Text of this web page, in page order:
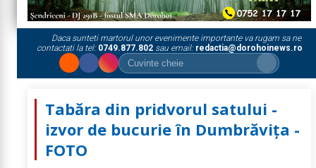
Daca sunteti martorul unor evenimente importante va rugam sa ne
contactati la tel: 0749.877.802sau email: redactia@dorohoinews.ro
Tabăra din pridvorul satului -
izvor de bucurie în Dumbrăvița -
FOTO